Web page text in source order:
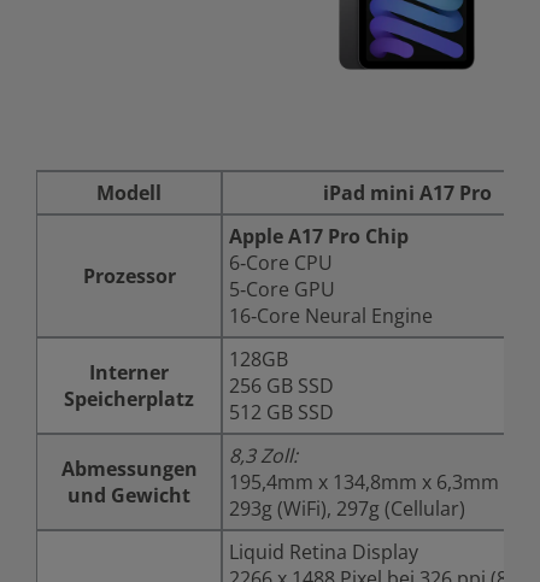
Modell iPad mini A17 Pro
Prozessor
Apple A17 Pro Chip
6‑Core CPU
5‑Core GPU
16‑Core Neural Engine
Interner
Speicherplatz
128GB
256 GB SSD
512 GB SSD
Abmessungen
und Gewicht
8,3 Zoll:
195,4mm x 134,8mm x 6,3mm
293g (WiFi), 297g (Cellular)
Liquid Retina Display